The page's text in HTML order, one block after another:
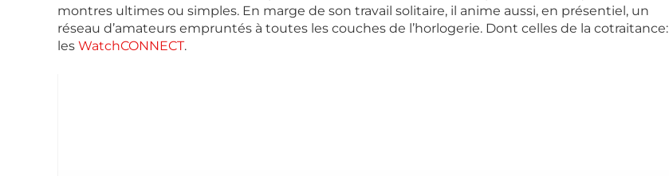
montres ultimes ou simples. En marge de son travail solitaire, il anime aussi, en présentiel, un
réseau d’amateurs empruntés à toutes les couches de l’horlogerie. Dont celles de la cotraitance:
les WatchCONNECT.